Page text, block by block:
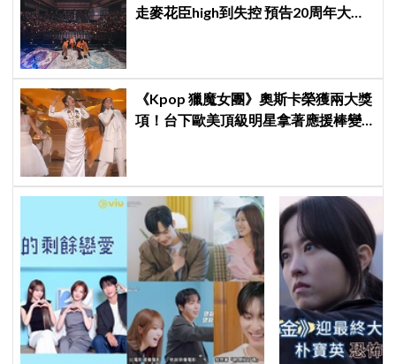
走麥花臣high到失控 預告20周年大計
《Kpop 獵魔女團》奧斯卡榮獲兩大獎
項！台下歐美頂級明星拿著應援棒變